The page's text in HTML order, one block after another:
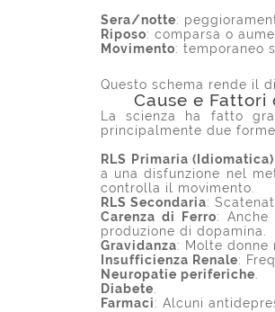
Sera/notte:
Riposo: comparsa o
Movimento: temporaneo
Questo schema rende il
Cause e Fattori
La scienza ha fatto
principalmente due
RLS Primaria (Idiomatica)
a una disfunzione nel
controlla il movimento.
RLS Secondaria:
Carenza di Ferro:
produzione di dopamina.
Gravidanza: Molte donne
Insufficienza Renale:
Neuropatie periferiche
Diabete
Farmaci: Alcuni